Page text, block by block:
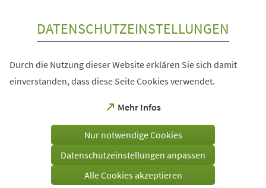
DATENSCHUTZEINSTELLUNGEN
Durch die Nutzung dieser Website erklären Sie sich damit
einverstanden, dass diese Seite Cookies verwendet.
Mehr Infos
(Öffnet
einem
Tab)
Nur notwendige Cookies
Datenschutzeinstellungen anpassen
Alle Cookies akzeptieren